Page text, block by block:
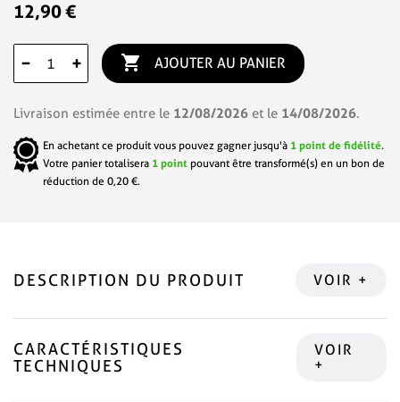
12,90 €
− +  AJOUTER AU PANIER
Livraison estimée entre le 12/08/2026 et le 14/08/2026.
En achetant ce produit vous pouvez gagner jusqu'à 1 point de fidélité.
Votre panier totalisera 1 point pouvant être transformé(s) en un bon de
réduction de 0,20 €.
DESCRIPTION DU PRODUIT
CARACTÉRISTIQUES
TECHNIQUES